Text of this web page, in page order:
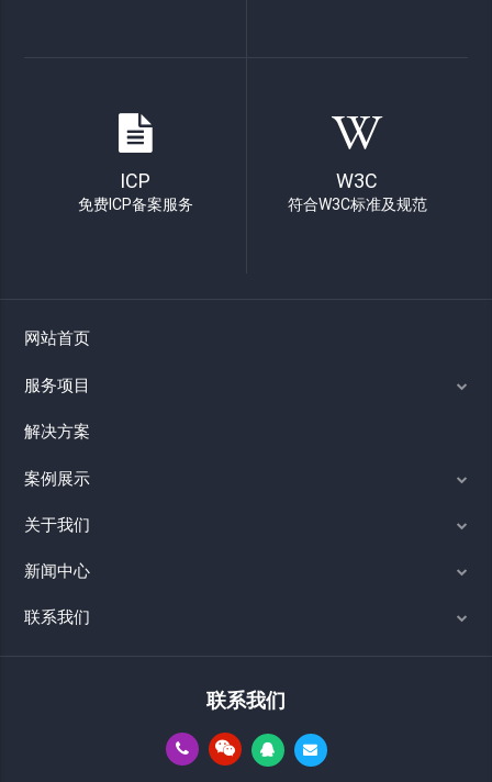
ICP
免费ICP备案服务
W3C
符合W3C标准及规范
网站首页
服务项目
解决方案
案例展示
关于我们
新闻中心
联系我们
联系我们